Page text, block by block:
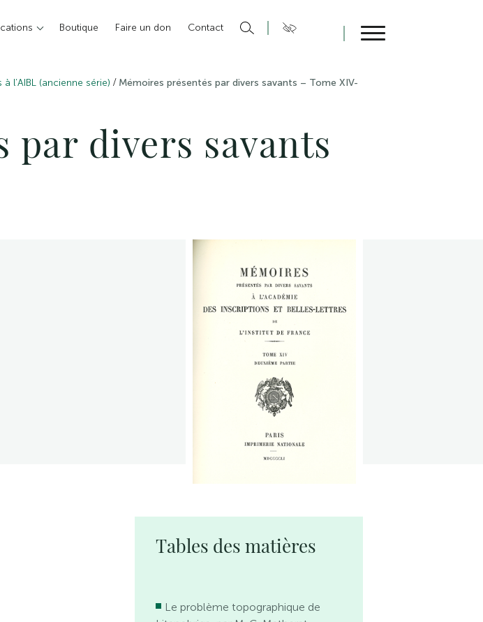
Boutique Faire un don
Contact
l’AIBL (ancienne série) / Mémoires présentés par divers savants – Tome XIV-
par divers savants
Tables des matières
Le problème topographique de